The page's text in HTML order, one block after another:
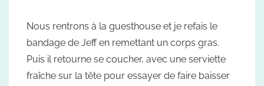
Nous rentrons à la guesthouse et je refais le
bandage de Jeff en remettant un corps gras.
Puis il retourne se coucher, avec une serviette
fraîche sur la tête pour essayer de faire baisser